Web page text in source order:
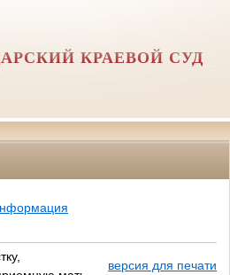
КРАЕВОЙ СУД
версия для печати